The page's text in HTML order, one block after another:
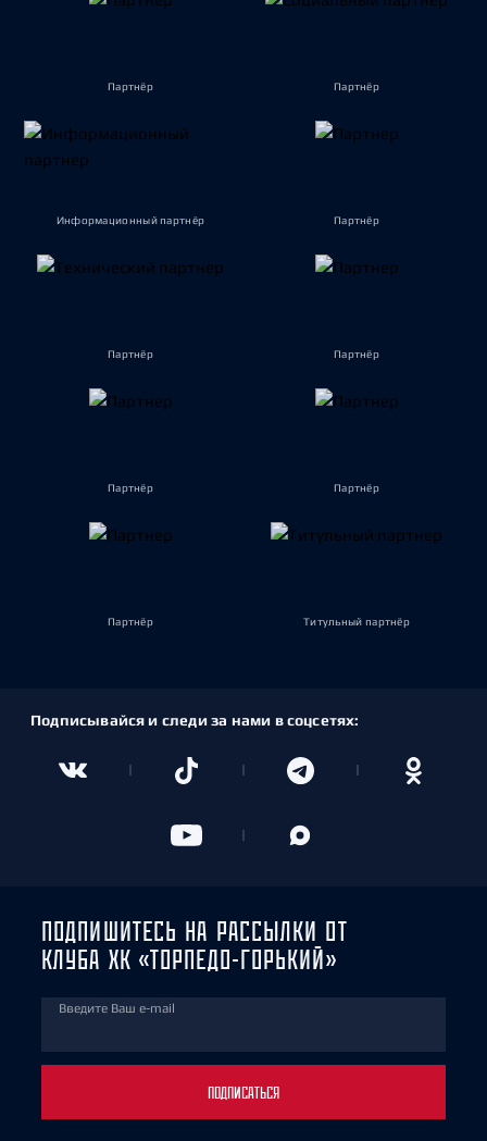
Партнёр Партнёр
Информационный партнёр Партнёр
Партнёр Партнёр
Партнёр Партнёр
Партнёр Титульный партнёр
Подписывайся и следи за нами в соцсетях:
ПОДПИШИТЕСЬ НА РАССЫЛКИ ОТ
КЛУБА ХК «ТОРПЕДО-ГОРЬКИЙ»
Введите Ваш e-mail
ПОДПИСАТЬСЯ